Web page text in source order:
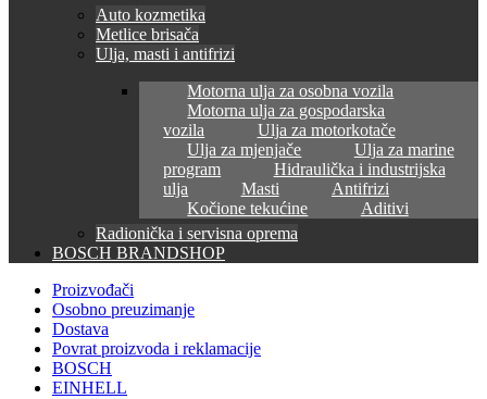
Auto kozmetika
Metlice brisača
Ulja, masti i antifrizi
Motorna ulja za osobna vozila
Motorna ulja za gospodarska
vozila
Ulja za motorkotače
Ulja za mjenjače
Ulja za marine
program
Hidraulička i industrijska
ulja
Masti
Antifrizi
Kočione tekućine
Aditivi
Radionička i servisna oprema
BOSCH BRANDSHOP
Proizvođači
Osobno preuzimanje
Dostava
Povrat proizvoda i reklamacije
BOSCH
EINHELL